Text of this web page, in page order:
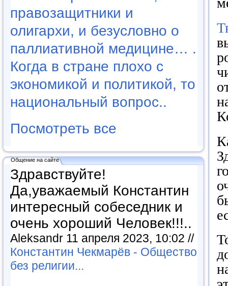
правозащитники и
олигархи, и безусловно о
паллиативной медицине… .
Когда в стране плохо с
экономикой и политикой, то
национальный вопрос..
Посмотреть все
Общение на сайте
Здравствуйте!
Да,уважаемый Константин
интересный собеседник и
очень хороший Человек!!!..
Aleksandr 11 апреля 2023, 10:02 //
Константин Чекмарёв - Общество
без религии...